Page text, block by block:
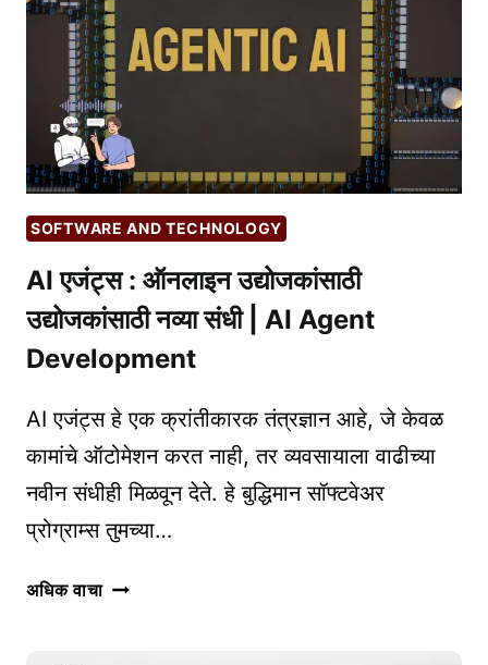
ब्लॉकचेन
आणि
एनएफटीसह
|
WEB
3.0,
BLOCKCHAIN,
NFT
SOFTWARE AND TECHNOLOGY
AI एजंट्स : ऑनलाइन उद्योजकांसाठी
उद्योजकांसाठी नव्या संधी | AI Agent
Development
AI एजंट्स हे एक क्रांतीकारक तंत्रज्ञान आहे, जे केवळ
कामांचे ऑटोमेशन करत नाही, तर व्यवसायाला वाढीच्या
नवीन संधीही मिळवून देते. हे बुद्धिमान सॉफ्टवेअर
प्रोग्राम्स तुमच्या…
अधिक वाचाAI